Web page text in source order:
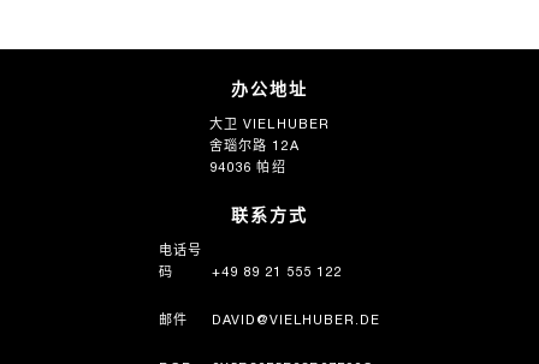
办公地址
大卫 VIELHUBER
舍瑙尔路 12A
94036 帕绍
联系方式
电话号
码
+49 89 21 555 122
邮件 DAVID@VIELHUBER.DE